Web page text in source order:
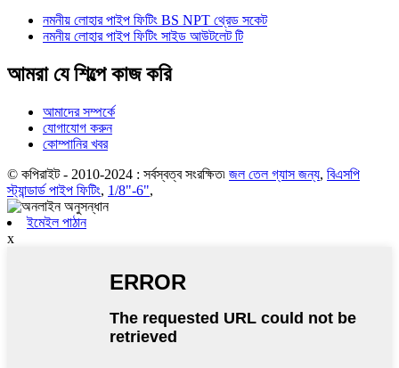
নমনীয় লোহার পাইপ ফিটিং BS NPT থ্রেড সকেট
নমনীয় লোহার পাইপ ফিটিং সাইড আউটলেট টি
আমরা যে শিল্পে কাজ করি
আমাদের সম্পর্কে
যোগাযোগ করুন
কোম্পানির খবর
© কপিরাইট - 2010-2024 : সর্বস্বত্ব সংরক্ষিত৷ জল তেল গ্যাস জন্য, বিএসপি
স্ট্যান্ডার্ড পাইপ ফিটিং, 1/8"-6",
ইমেইল পাঠান
x